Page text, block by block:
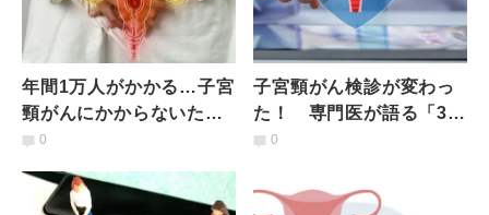
年間1万人がかかる…子宮
頸がんにかからないため
にやっておくべきたった
提言】
0
子宮頸がん検診が変わっ
た！ 専門医が語る「30
代以降の女性は、子宮頸
ト大」
0